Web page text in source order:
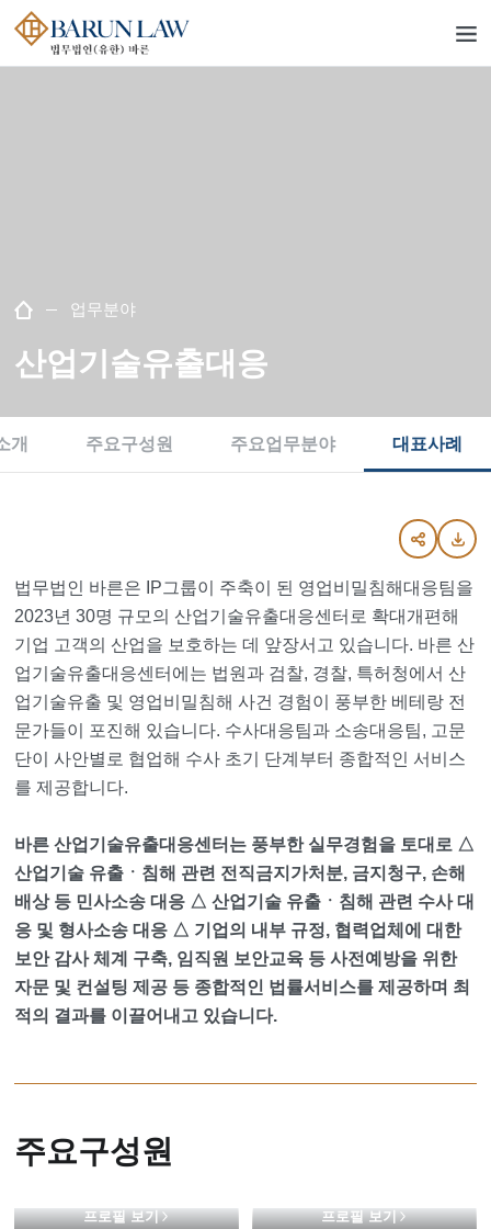
업무분야
산업기술유출대응
개 주요구성원 주요업무분야 대표사례
법무법인 바른은 IP그룹이 주축이 된 영업비밀침해대응팀을
2023년 30명 규모의 산업기술유출대응센터로 확대개편해
기업 고객의 산업을 보호하는 데 앞장서고 있습니다. 바른 산
업기술유출대응센터에는 법원과 검찰, 경찰, 특허청에서 산
업기술유출 및 영업비밀침해 사건 경험이 풍부한 베테랑 전
문가들이 포진해 있습니다. 수사대응팀과 소송대응팀, 고문
단이 사안별로 협업해 수사 초기 단계부터 종합적인 서비스
를 제공합니다.
바른 산업기술유출대응센터는 풍부한 실무경험을 토대로 △
산업기술 유출ㆍ침해 관련 전직금지가처분, 금지청구, 손해
배상 등 민사소송 대응 △ 산업기술 유출ㆍ침해 관련 수사 대
응 및 형사소송 대응 △ 기업의 내부 규정, 협력업체에 대한
보안 감사 체계 구축, 임직원 보안교육 등 사전예방을 위한
자문 및 컨설팅 제공 등 종합적인 법률서비스를 제공하며 최
적의 결과를 이끌어내고 있습니다.
주요구성원
프로필 보기 프로필 보기